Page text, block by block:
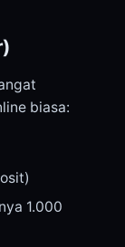
biasa:
1.000